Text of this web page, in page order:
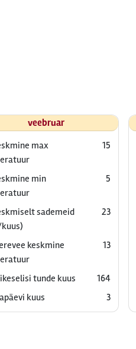
veebruar
max
15
min
5
sademeid
23
keskmine
13
tunde kuus
164
kuus
3